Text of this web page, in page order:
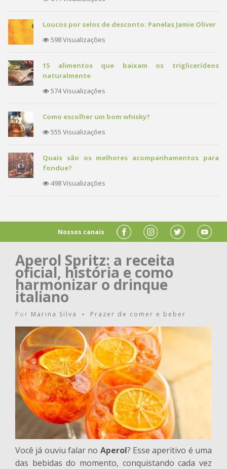
Loucos por selos de desconto: Panelas Jamie Oliver
598 Visualizações
15 alimentos que baixam os triglicerídeos
naturalmente
574 Visualizações
Como escolher um bom whisky?
555 Visualizações
Quais são os melhores acompanhamentos para
fondue?
498 Visualizações
Nossos canais
Aperol Spritz: a receita
oficial, história e como
harmonizar o drinque
italiano
Por Marina Silva • Prazer de comer e beber
Você já ouviu falar no Aperol? Esse aperitivo é uma
das bebidas do momento, conquistando cada vez